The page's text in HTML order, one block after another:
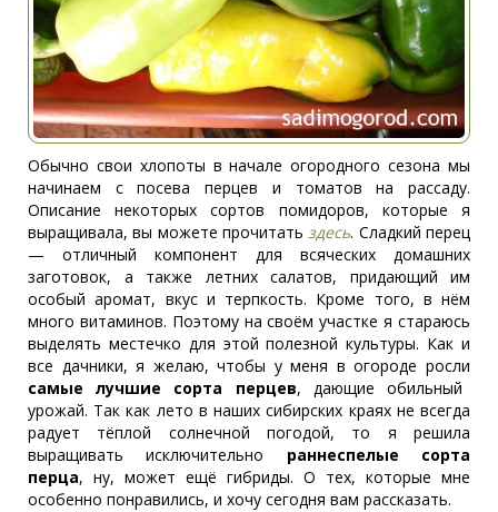
Обычно свои хлопоты в начале огородного сезона мы
начинаем с посева перцев и томатов на рассаду.
Описание некоторых сортов помидоров, которые я
выращивала, вы можете прочитать здесь. Сладкий перец
— отличный компонент для всяческих домашних
заготовок, а также летних салатов, придающий им
особый аромат, вкус и терпкость. Кроме того, в нём
много витаминов. Поэтому на своём участке я стараюсь
выделять местечко для этой полезной культуры. Как и
все дачники, я желаю, чтобы у меня в огороде росли
самые лучшие сорта перцев, дающие обильный
урожай. Так как лето в наших сибирских краях не всегда
радует тёплой солнечной погодой, то я решила
выращивать исключительно раннеспелые сорта
перца, ну, может ещё гибриды. О тех, которые мне
особенно понравились, и хочу сегодня вам рассказать.